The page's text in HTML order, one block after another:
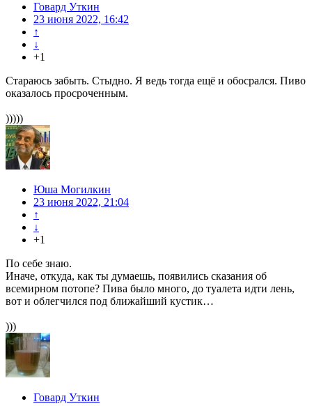
Говард Уткин
23 июня 2022, 16:42
↑
↓
+1
Стараюсь забыть. Стыдно. Я ведь тогда ещё и обосрался. Пиво
оказалось просроченным.
)))))
Юша Могилкин
23 июня 2022, 21:04
↑
↓
+1
По себе знаю.
Иначе, откуда, как ты думаешь, появились сказания об
всемирном потопе? Пива было много, до туалета идти лень,
вот и облегчился под ближайший кустик…
)))
Говард Уткин